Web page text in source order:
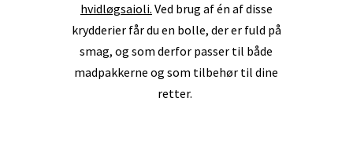
hvidløgsaioli. Ved brug af én af disse
krydderier får du en bolle, der er fuld på
smag, og som derfor passer til både
madpakkerne og som tilbehør til dine
retter.